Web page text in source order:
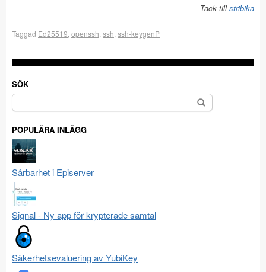
Tack tillstribika
Taggad Ed25519 openssh ssh ssh-keygenP
SÖK
Sök
efter:
POPULÄRA INLÄGG
Sårbarhet i Episerver
Signal - Ny app för krypterade samtal
Säkerhetsevaluering av YubiKey